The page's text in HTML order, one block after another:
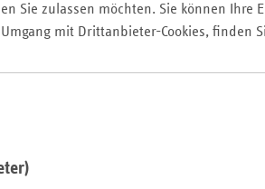
Sie zulassen möchten. Sie können Ihre
mit Drittanbieter-Cookies, finden